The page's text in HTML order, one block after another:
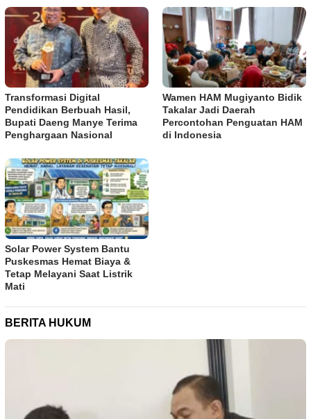
Transformasi Digital
Pendidikan Berbuah Hasil,
Bupati Daeng Manye Terima
Penghargaan Nasional
Wamen HAM Mugiyanto Bidik
Takalar Jadi Daerah
Percontohan Penguatan HAM
di Indonesia
Solar Power System Bantu
Puskesmas Hemat Biaya &
Tetap Melayani Saat Listrik
Mati
BERITA HUKUM